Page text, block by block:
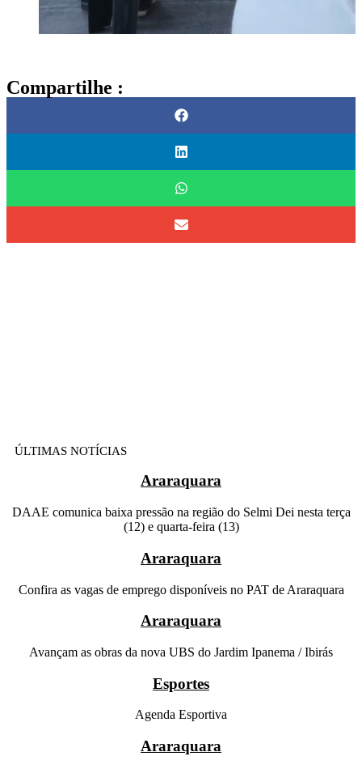
Compartilhe :
ÚLTIMAS NOTÍCIAS
Araraquara
DAAE comunica baixa pressão na região do Selmi Dei nesta terça
(12) e quarta-feira (13)
Araraquara
Confira as vagas de emprego disponíveis no PAT de Araraquara
Araraquara
Avançam as obras da nova UBS do Jardim Ipanema / Ibirás
Esportes
Agenda Esportiva
Araraquara